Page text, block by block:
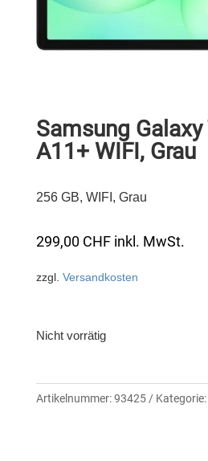
Samsung Galaxy
A11+ WIFI, Grau
256 GB, WIFI, Grau
299,00 CHF inkl. MwSt.
zzgl. Versandkosten
Nicht vorrätig
Artikelnummer:93425 Kategorie: